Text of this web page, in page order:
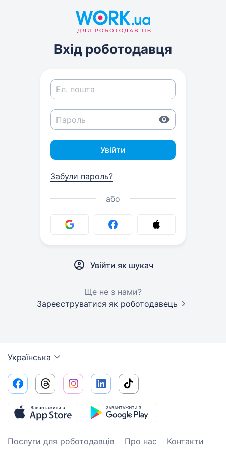
Вхід роботодавця
Увійти
Забули пароль?
або
Увійти як шукач
Ще не з нами?
Зареєструватися як роботодавець
Українська
Послуги для роботодавців Про нас
Контакти